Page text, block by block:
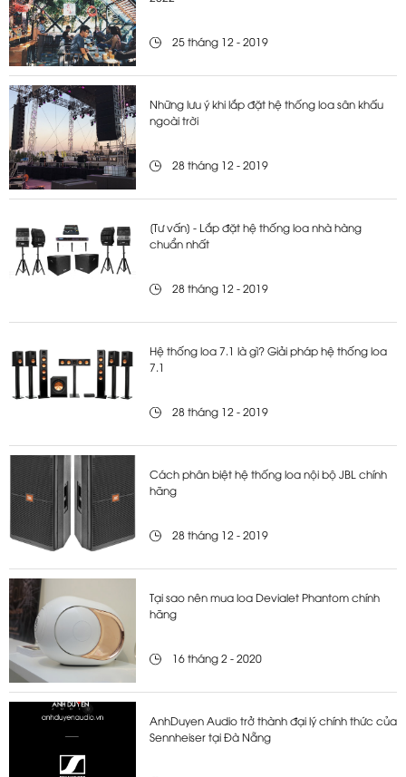
25 tháng 12 - 2019
Những lưu ý khi lắp đặt hệ thống loa sân khấu
ngoài trời
28 tháng 12 - 2019
[Tư vấn] - Lắp đặt hệ thống loa nhà hàng
chuẩn nhất
28 tháng 12 - 2019
Hệ thống loa 7.1 là gì? Giải pháp hệ thống loa
7.1
28 tháng 12 - 2019
Cách phân biệt hệ thống loa nội bộ JBL chính
hãng
28 tháng 12 - 2019
Tại sao nên mua loa Devialet Phantom chính
hãng
16 tháng 2 - 2020
AnhDuyen Audio trở thành đại lý chính thức của
Sennheiser tại Đà Nẵng